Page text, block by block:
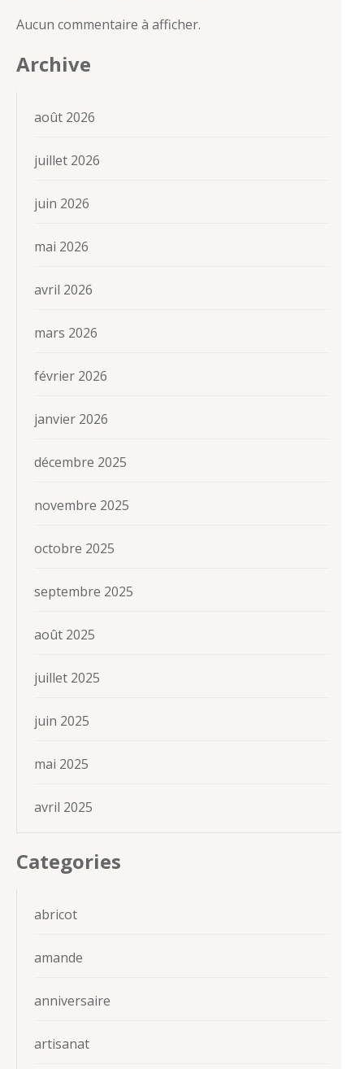
Aucun commentaire à afficher.
Archive
août 2026
juillet 2026
juin 2026
mai 2026
avril 2026
mars 2026
février 2026
janvier 2026
décembre 2025
novembre 2025
octobre 2025
septembre 2025
août 2025
juillet 2025
juin 2025
mai 2025
avril 2025
Categories
abricot
amande
anniversaire
artisanat